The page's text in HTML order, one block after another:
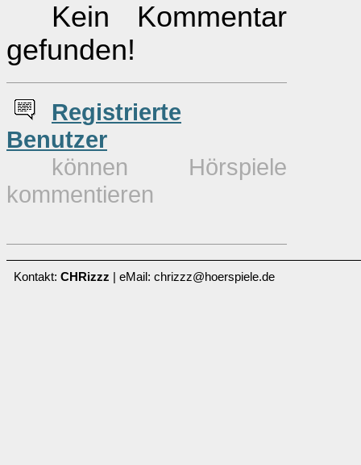
Kein Kommentar
gefunden!
Registrierte
Benutzer
können Hörspiele
kommentieren
Kontakt: CHRizzz | eMail: chrizzz@hoerspiele.de